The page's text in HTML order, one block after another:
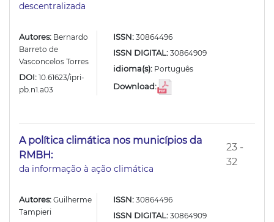
descentralizada
Autores: Bernardo
Barreto de
Vasconcelos Torres
DOI: 10.61623/ipri-
pb.n1.a03
ISSN:30864496
ISSN DIGITAL:30864909
idioma(s): Português
Download:
A política climática nos municípios da
RMBH:
da informação à ação climática
23 -
32
Autores: Guilherme
Tampieri
ISSN:30864496
ISSN DIGITAL:30864909